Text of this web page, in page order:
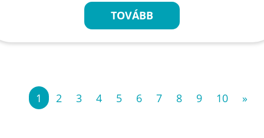
TOVÁBB
1 2 3 4 5 6 7 8 9 10 »